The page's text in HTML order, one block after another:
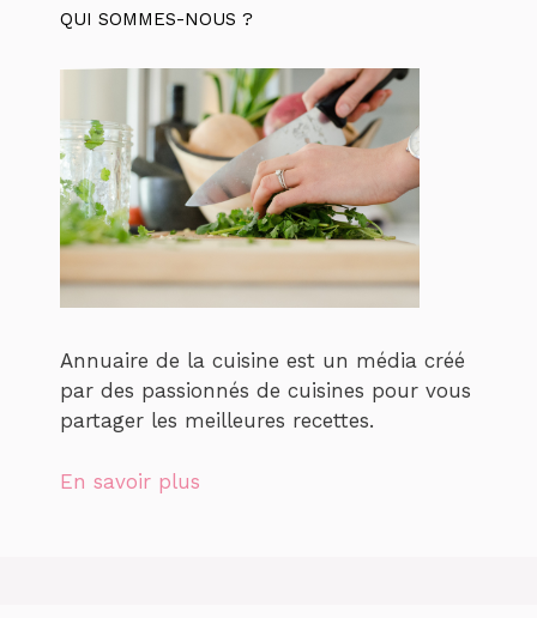
QUI SOMMES-NOUS ?
Annuaire de la cuisine est un média créé
par des passionnés de cuisines pour vous
partager les meilleures recettes.
En savoir plus